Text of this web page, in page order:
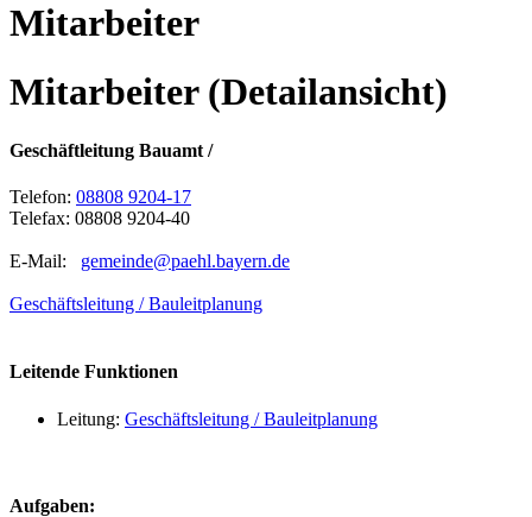
Mitarbeiter
Mitarbeiter (Detailansicht)
Geschäftleitung Bauamt /
Telefon: 08808 9204-17
Telefax: 08808 9204-40
E-Mail: gemeinde@paehl.bayern.de
Geschäftsleitung / Bauleitplanung
Leitende Funktionen
Leitung: Geschäftsleitung / Bauleitplanung
Aufgaben: